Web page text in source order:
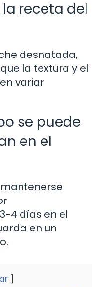
receta del
desnatada,
la textura y el
variar
se puede
en el
4 días en el
en un